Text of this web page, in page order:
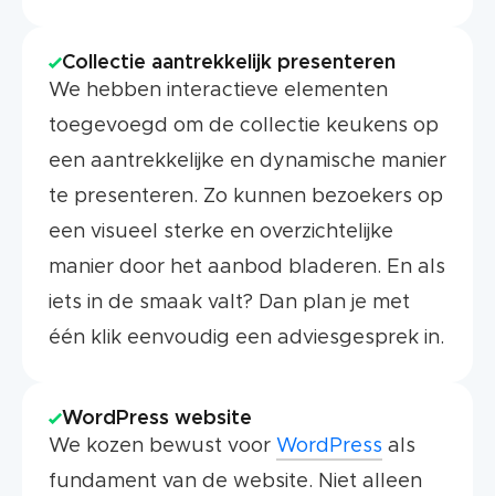
Collectie aantrekkelijk presenteren
We hebben interactieve elementen
toegevoegd om de collectie keukens op
een aantrekkelijke en dynamische manier
te presenteren. Zo kunnen bezoekers op
een visueel sterke en overzichtelijke
manier door het aanbod bladeren. En als
iets in de smaak valt? Dan plan je met
één klik eenvoudig een adviesgesprek in.
WordPress website
We kozen bewust voor WordPress als
fundament van de website. Niet alleen